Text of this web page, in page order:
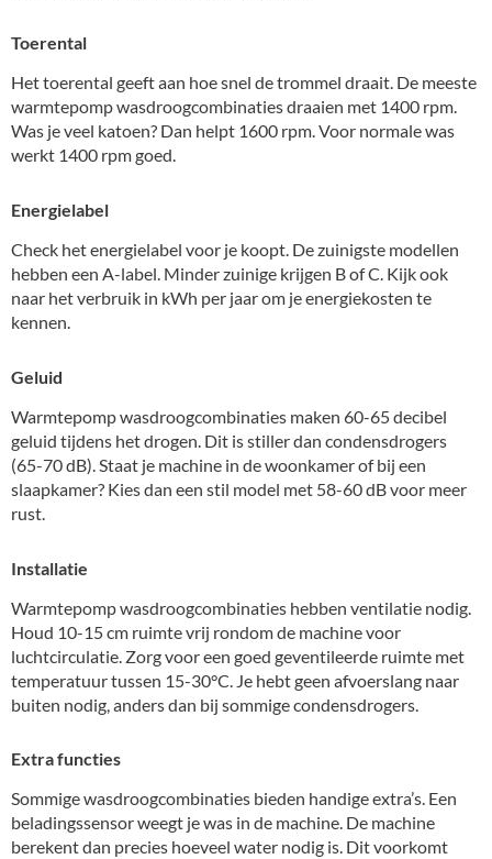
Toerental
Het toerental geeft aan hoe snel de trommel draait. De meeste
warmtepomp wasdroogcombinaties draaien met 1400 rpm.
Was je veel katoen? Dan helpt 1600 rpm. Voor normale was
werkt 1400 rpm goed.
Energielabel
Check het energielabel voor je koopt. De zuinigste modellen
hebben een A-label. Minder zuinige krijgen B of C. Kijk ook
naar het verbruik in kWh per jaar om je energiekosten te
kennen.
Geluid
Warmtepomp wasdroogcombinaties maken 60-65 decibel
geluid tijdens het drogen. Dit is stiller dan condensdrogers
(65-70 dB). Staat je machine in de woonkamer of bij een
slaapkamer? Kies dan een stil model met 58-60 dB voor meer
rust.
Installatie
Warmtepomp wasdroogcombinaties hebben ventilatie nodig.
Houd 10-15 cm ruimte vrij rondom de machine voor
luchtcirculatie. Zorg voor een goed geventileerde ruimte met
temperatuur tussen 15-30°C. Je hebt geen afvoerslang naar
buiten nodig, anders dan bij sommige condensdrogers.
Extra functies
Sommige wasdroogcombinaties bieden handige extra’s. Een
beladingssensor weegt je was in de machine. De machine
berekent dan precies hoeveel water nodig is. Dit voorkomt